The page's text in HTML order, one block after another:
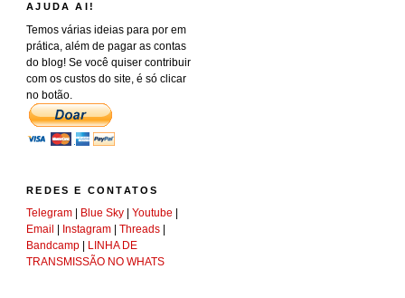
AJUDA AI!
Temos várias ideias para por em
prática, além de pagar as contas
do blog! Se você quiser contribuir
com os custos do site, é só clicar
no botão.
REDES E CONTATOS
Telegram | Blue Sky |Youtube |
Email | Instagram |Threads |
Bandcamp | LINHA DE
TRANSMISSÃO NO WHATS